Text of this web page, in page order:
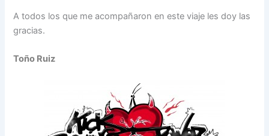
A todos los que me acompañaron en este viaje les doy las
gracias.
Toño Ruiz